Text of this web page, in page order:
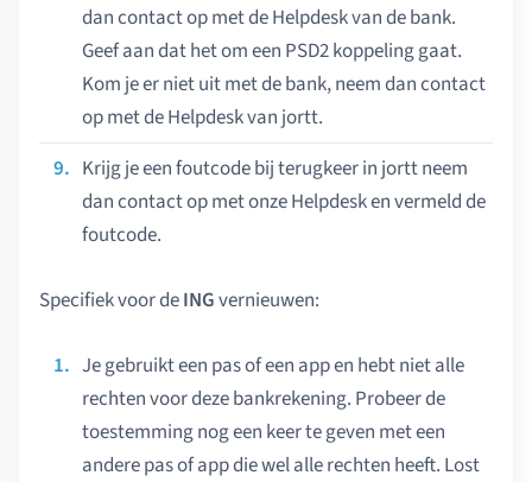
dan contact op met de Helpdesk van de bank.
Geef aan dat het om een PSD2 koppeling gaat.
Kom je er niet uit met de bank, neem dan contact
op met de Helpdesk van jortt.
Krijg je een foutcode bij terugkeer in jortt neem
dan contact op met onze Helpdesk en vermeld de
foutcode.
Specifiek voor deINGvernieuwen:
Je gebruikt een pas of een app en hebt niet alle
rechten voor deze bankrekening. Probeer de
toestemming nog een keer te geven met een
andere pas of app die wel alle rechten heeft. Lost